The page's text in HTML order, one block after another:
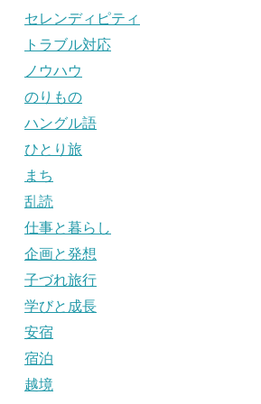
セレンディピティ
トラブル対応
ノウハウ
のりもの
ハングル語
ひとり旅
まち
乱読
仕事と暮らし
企画と発想
子づれ旅行
学びと成長
安宿
宿泊
越境